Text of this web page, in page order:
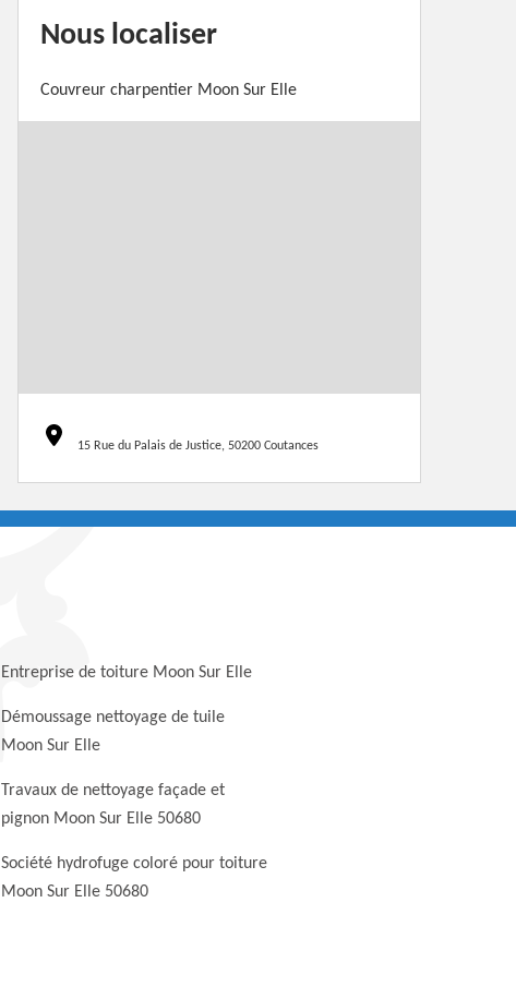
Nous localiser
Couvreur charpentier Moon Sur Elle
15 Rue du Palais de Justice, 50200 Coutances
Entreprise de toiture Moon Sur Elle
Démoussage nettoyage de tuile
Moon Sur Elle
Travaux de nettoyage façade et
pignon Moon Sur Elle 50680
Société hydrofuge coloré pour toiture
Moon Sur Elle 50680